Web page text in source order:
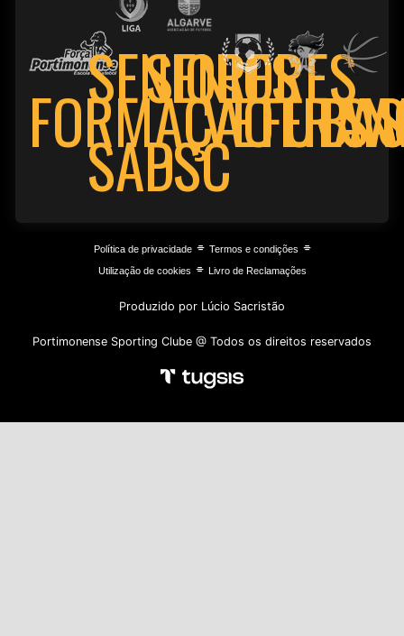
FORMAÇÃO
SENIORES
SAD
SENIORES
PSC
Política de privacidade⌯ Termos e condições ⌯
Utilização de cookies ⌯ Livro de Reclamações
Produzido por Lúcio Sacristão
Portimonense Sporting Clube @ Todos os direitos reservados